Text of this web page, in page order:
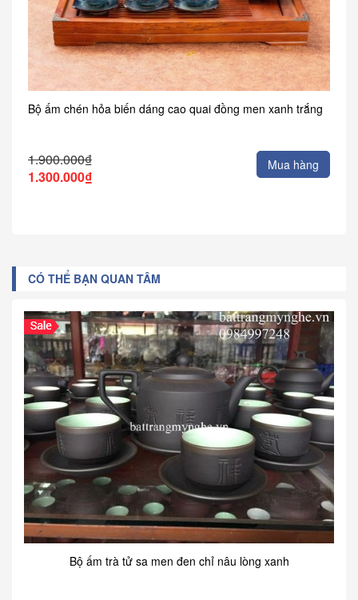
Bộ ấm chén hỏa biến dáng cao quai đồng men xanh trắng
1.900.000₫
1.300.000₫
Mua hàng
CÓ THỂ BẠN QUAN TÂM
Bộ ấm trà tử sa men đen chỉ nâu lòng xanh